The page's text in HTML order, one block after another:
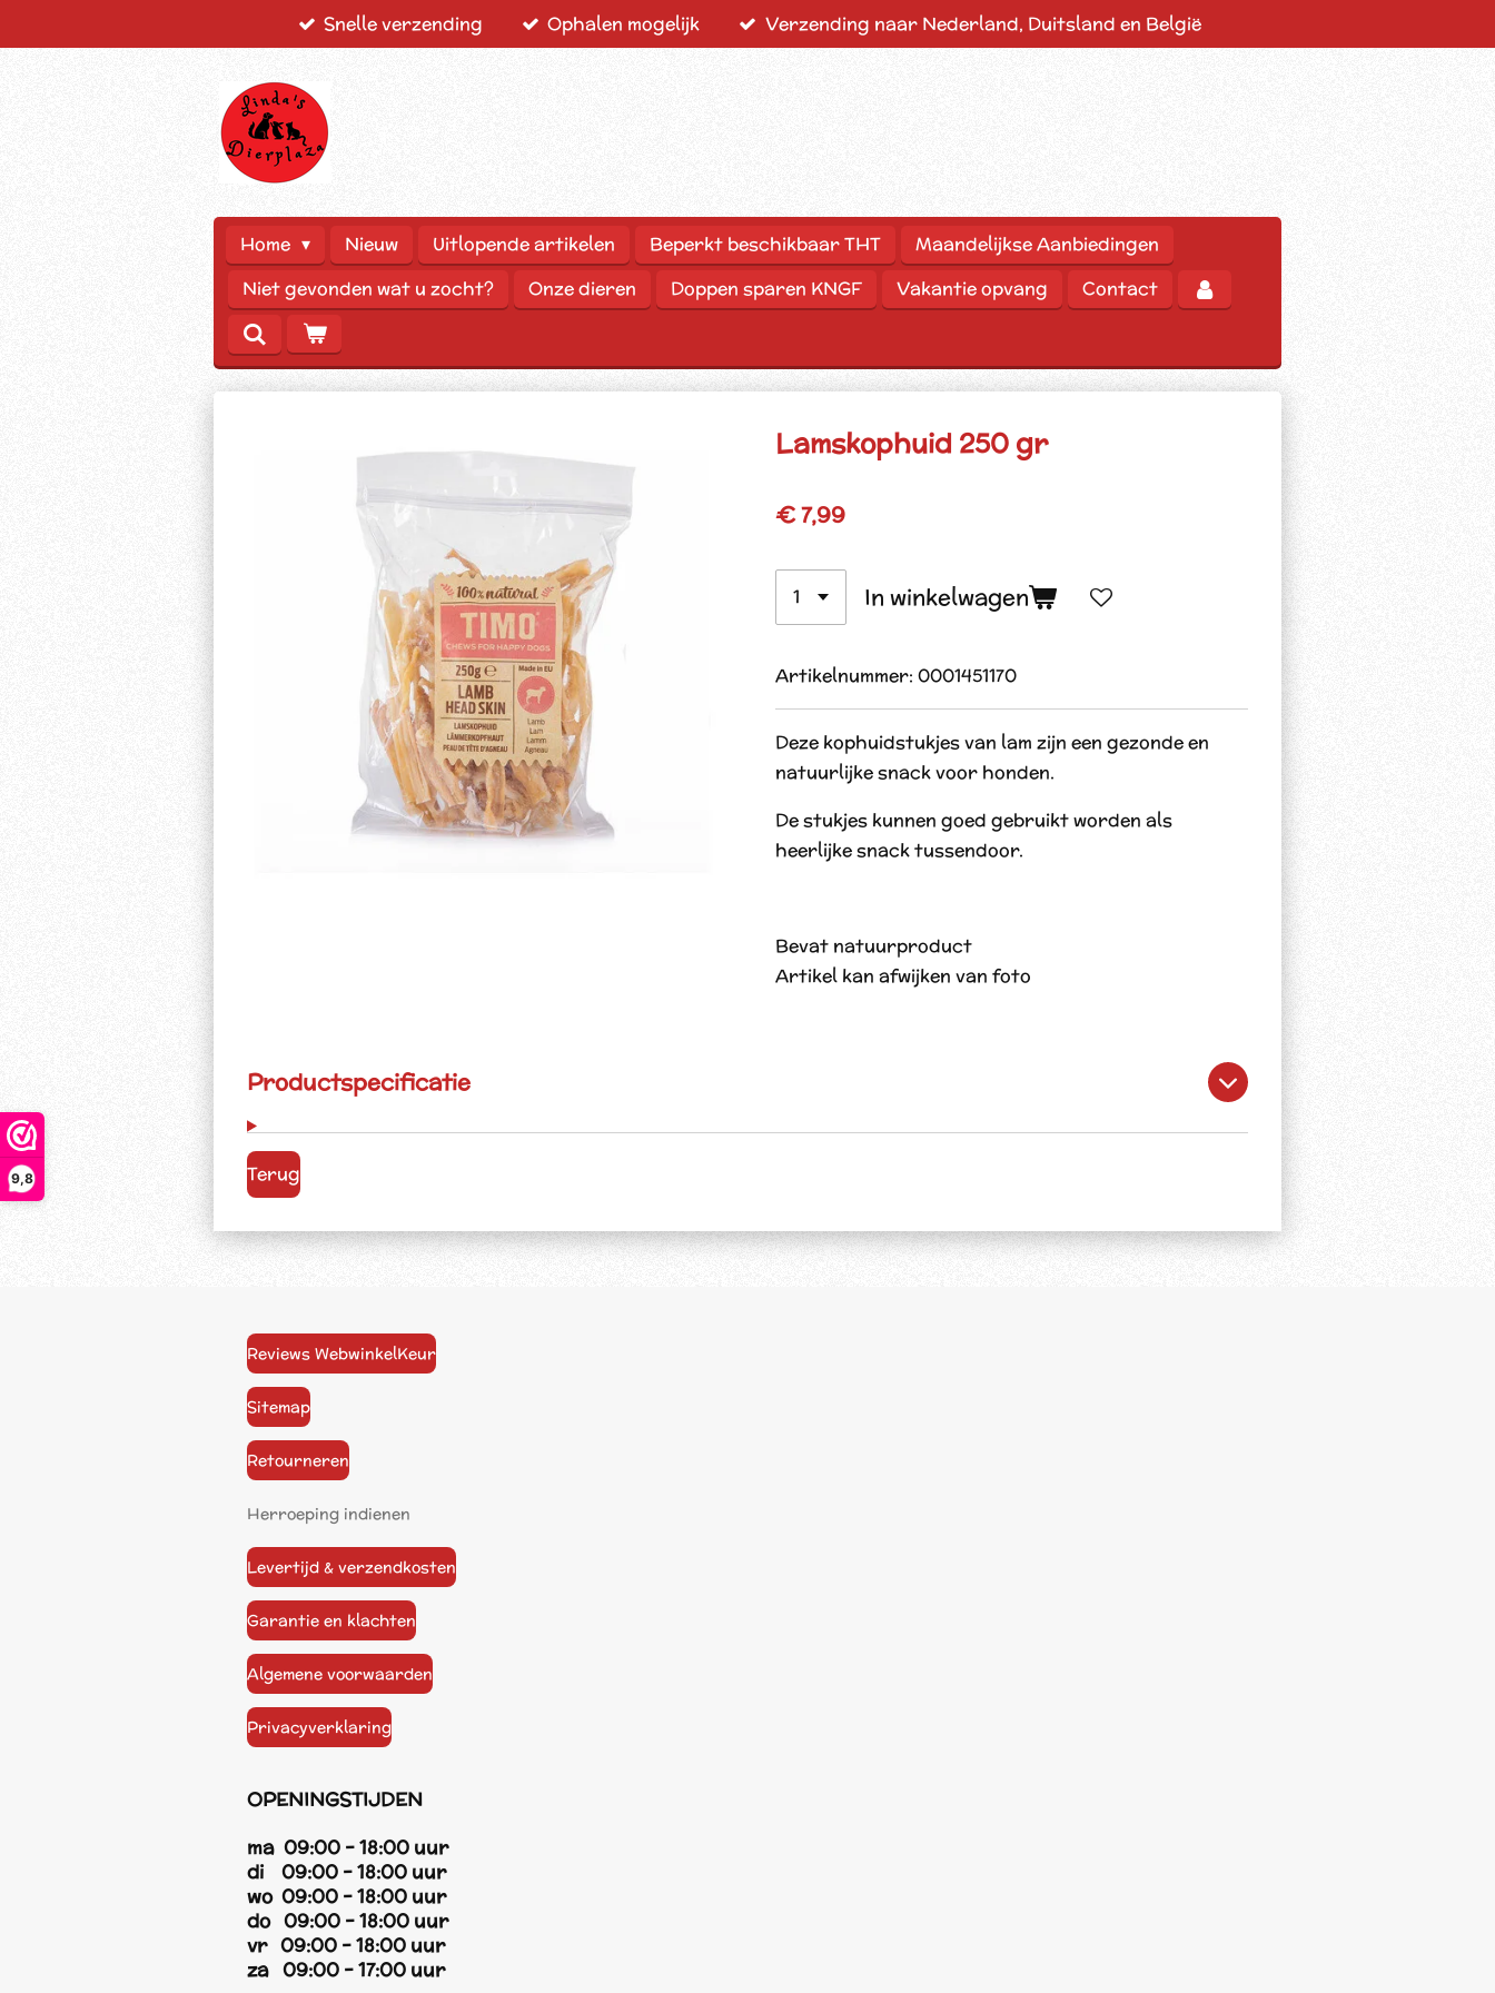
9,8
Snelle verzending Ophalen mogelijk Verzending naar Nederland, Duitsland en België
Home Nieuw Uitlopende artikelen Beperkt beschikbaar THT
Maandelijkse Aanbiedingen
Niet gevonden wat u zocht?
Onze dieren Doppen sparen KNGF Vakantie opvang Contact
Lamskophuid 250 gr
€ 7,99
In winkelwagen
Artikelnummer: 0001451170
Deze kophuidstukjes van lam zijn een gezonde en
natuurlijke snack voor honden.
De stukjes kunnen goed gebruikt worden als
heerlijke snack tussendoor.
Bevat natuurproduct
Artikel kan afwijken van foto
Productspecificatie
Terug
Reviews WebwinkelKeur
Sitemap
Retourneren
Herroeping indienen
Levertijd & verzendkosten
Garantie en klachten
Algemene voorwaarden
Privacyverklaring
OPENINGSTIJDEN
ma 09:00 - 18:00 uur
di 09:00 - 18:00 uur
wo 09:00 - 18:00 uur
do 09:00 - 18:00 uur
vr 09:00 - 18:00 uur
za 09:00 - 17:00 uur